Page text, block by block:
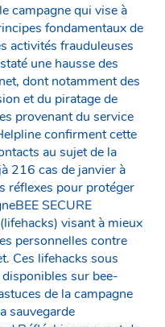
campagne qui vise à
fondamentaux de
activités frauduleuses
une hausse des
dont notamment des
et du piratage de
provenant du service
confirment cette
au sujet de la
216 cas de janvier à
réflexes pour protéger
SECURE
visant à mieux
personnelles contre
Ces lifehacks sous
sur bee-
de la campagne
sauvegarde